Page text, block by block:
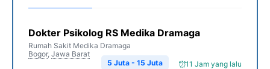
Dokter Psikolog RS Medika Dramaga
Rumah Sakit Medika Dramaga
Bogor, Jawa Barat
11 Jam yang lalu
5 Juta - 15 Juta